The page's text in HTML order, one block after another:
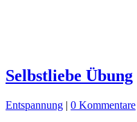
Selbstliebe Übung
Entspannung | 0 Kommentare